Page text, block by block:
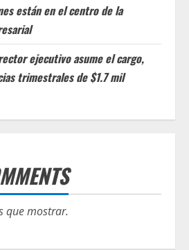
están en el centro de la
ejecutivo asume el cargo,
trimestrales de $1.7 mil
que mostrar.